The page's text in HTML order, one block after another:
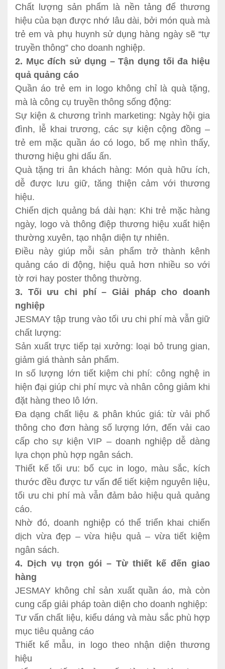
Chất lượng sản phẩm là nền tảng để thương
hiệu của bạn được nhớ lâu dài, bởi món quà mà
trẻ em và phụ huynh sử dụng hàng ngày sẽ “tự
truyền thông” cho doanh nghiệp.
2. Mục đích sử dụng – Tận dụng tối đa hiệu
quả quảng cáo
Quần áo trẻ em in logo không chỉ là quà tặng,
mà là công cụ truyền thông sống động:
Sự kiện & chương trình marketing: Ngày hội gia
đình, lễ khai trương, các sự kiện cộng đồng –
trẻ em mặc quần áo có logo, bố mẹ nhìn thấy,
thương hiệu ghi dấu ấn.
Quà tặng tri ân khách hàng: Món quà hữu ích,
dễ được lưu giữ, tăng thiện cảm với thương
hiệu.
Chiến dịch quảng bá dài hạn: Khi trẻ mặc hàng
ngày, logo và thông điệp thương hiệu xuất hiện
thường xuyên, tạo nhận diện tự nhiên.
Điều này giúp mỗi sản phẩm trở thành kênh
quảng cáo di động, hiệu quả hơn nhiều so với
tờ rơi hay poster thông thường.
3. Tối ưu chi phí – Giải pháp cho doanh
nghiệp
JESMAY tập trung vào tối ưu chi phí mà vẫn giữ
chất lượng:
Sản xuất trực tiếp tại xưởng: loại bỏ trung gian,
giảm giá thành sản phẩm.
In số lượng lớn tiết kiệm chi phí: công nghệ in
hiện đại giúp chi phí mực và nhân công giảm khi
đặt hàng theo lô lớn.
Đa dạng chất liệu & phân khúc giá: từ vải phổ
thông cho đơn hàng số lượng lớn, đến vải cao
cấp cho sự kiện VIP – doanh nghiệp dễ dàng
lựa chọn phù hợp ngân sách.
Thiết kế tối ưu: bố cục in logo, màu sắc, kích
thước đều được tư vấn để tiết kiệm nguyên liệu,
tối ưu chi phí mà vẫn đảm bảo hiệu quả quảng
cáo.
Nhờ đó, doanh nghiệp có thể triển khai chiến
dịch vừa đẹp – vừa hiệu quả – vừa tiết kiệm
ngân sách.
4. Dịch vụ trọn gói – Từ thiết kế đến giao
hàng
JESMAY không chỉ sản xuất quần áo, mà còn
cung cấp giải pháp toàn diện cho doanh nghiệp:
Tư vấn chất liệu, kiểu dáng và màu sắc phù hợp
mục tiêu quảng cáo
Thiết kế mẫu, in logo theo nhận diện thương
hiệu